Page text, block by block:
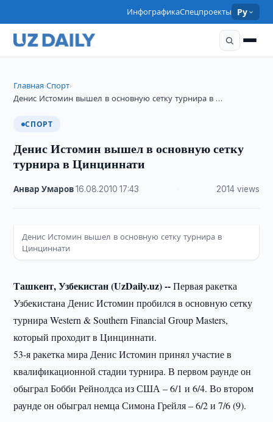
ИнфографикаСпецпроекты Ру
Главная›Спорт›
Денис Истомин вышел в основную сетку турнира в …
СПОРТ
Денис Истомин вышел в основную сетку
турнира в Цинциннати
Анвар Умаров·16.08.2010 ·17:43 2014 views
Денис Истомин вышел в основную сетку турнира в
Цинциннати
Ташкент, Узбекистан (UzDaily.uz) --Первая ракетка
Узбекистана Денис Истомин пробился в основную сетку
турнира Western & Southern Financial Group Masters,
который проходит в Цинциннати.
53-я ракетка мира Денис Истомин принял участие в
квалификационной стадии турнира. В первом раунде он
обыграл Бобби Рейнолдса из США – 6/1 и 6/4. Во втором
раунде он обыграл немца Симона Грейля – 6/2 и 7/6 (9).